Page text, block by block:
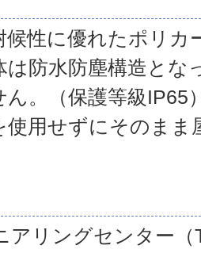
候性に優れたポリカ
は防水防塵構造とな
。（保護等級IP65
使用せずにそのま
アリングセンター（